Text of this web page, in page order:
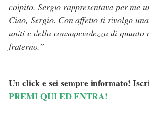
colpito. Sergio rappresentava per me
Ciao, Sergio. Con affetto ti rivolgo
uniti e della consapevolezza di
fraterno.”
Un click e sei sempre informato!
PREMI QUI ED ENTRA!